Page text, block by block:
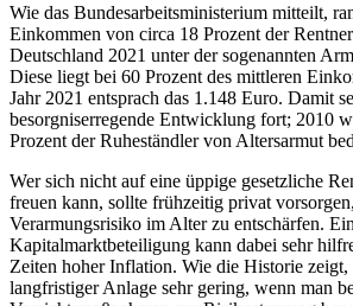
Wie das Bundesarbeitsministerium mitteilt,
Einkommen von circa 18 Prozent der
Deutschland 2021 unter der sogenannten
Diese liegt bei 60 Prozent des mittleren
Jahr 2021 entsprach das 1.148 Euro. Damit
besorgniserregende Entwicklung fort; 2010
Prozent der Ruheständler von Altersarmut
Wer sich nicht auf eine üppige gesetzliche
freuen kann, sollte frühzeitig privat
Verarmungsrisiko im Alter zu entschärfen.
Kapitalmarktbeteiligung kann dabei sehr
Zeiten hoher Inflation. Wie die Historie zeigt,
langfristiger Anlage sehr gering, wenn man